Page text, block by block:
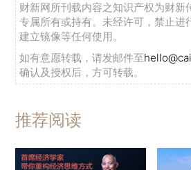
财新网所刊载内容之知识产权为财新
专属所有或持有。未经许可，禁止进
建立镜像等任何使用。
如有意愿转载，请发邮件至
确认及授权后，方可转载。
推荐阅读